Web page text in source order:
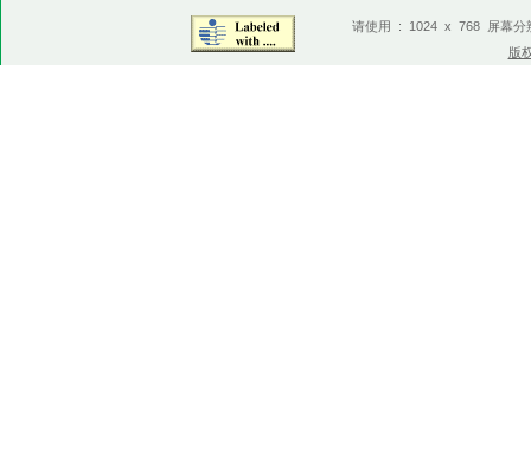
请使用 : 1024 x 768 屏幕分
版